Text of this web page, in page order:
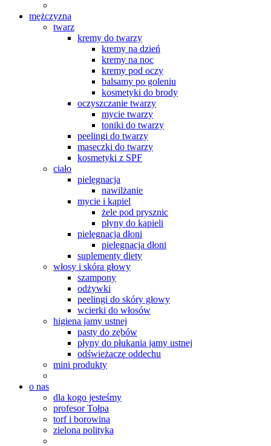
mężczyzna
twarz
kremy do twarzy
kremy na dzień
kremy na noc
kremy pod oczy
balsamy po goleniu
kosmetyki do brody
oczyszczanie twarzy
mycie twarzy
toniki do twarzy
peelingi do twarzy
maseczki do twarzy
kosmetyki z SPF
ciało
pielęgnacja
nawilżanie
mycie i kąpiel
żele pod prysznic
płyny do kąpieli
pielęgnacja dłoni
pielęgnacja dłoni
suplementy diety
włosy i skóra głowy
szampony
odżywki
peelingi do skóry głowy
wcierki do włosów
higiena jamy ustnej
pasty do zębów
płyny do płukania jamy ustnej
odświeżacze oddechu
mini produkty
o nas
dla kogo jesteśmy
profesor Tołpa
torf i borowina
zielona polityka